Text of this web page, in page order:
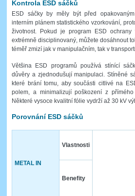
Kontrola ESD sáčků
ESD sáčky by měly být před
interním plánem statistického vzorkování,
životnost. Pokud je program ESD
extrémně disciplinovaný, můžete dosáhnout
téměř zmizí jak v manipulačním, tak v
Většina ESD programů používá stínící
důvěry a zjednodušují manipulaci. Stíněné
které brání tomu, aby součásti citlivé na
polem, a minimalizují poškození z
Některé vysoce kvalitní fólie vydrží až 30 kV
Porovnání ESD sáčků
METAL IN
Vlastnosti
Benefity